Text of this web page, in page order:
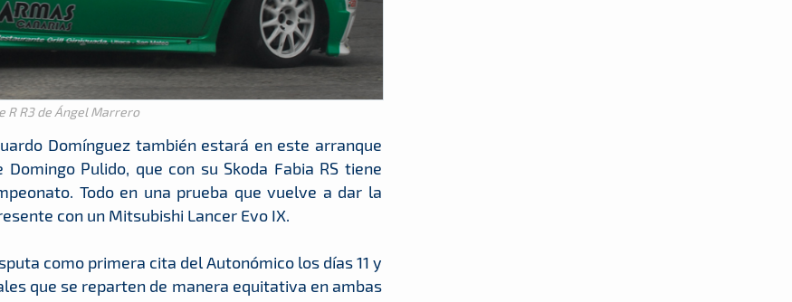
R R3 de Ángel Marrero
Domínguez también estará en este arranque
Pulido, que con su Skoda Fabia RS tiene
Todo en una prueba que vuelve a dar la
con un Mitsubishi Lancer Evo IX.
como primera cita del Autonómico los días 11 y
que se reparten de manera equitativa en ambas